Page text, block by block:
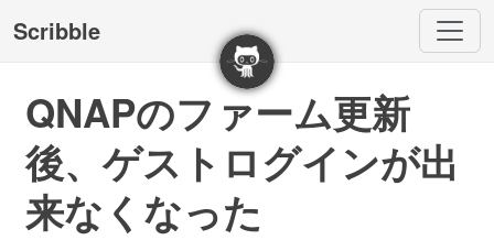
Scribble
QNAPのファーム更新
後、ゲストログインが出
来なくなった